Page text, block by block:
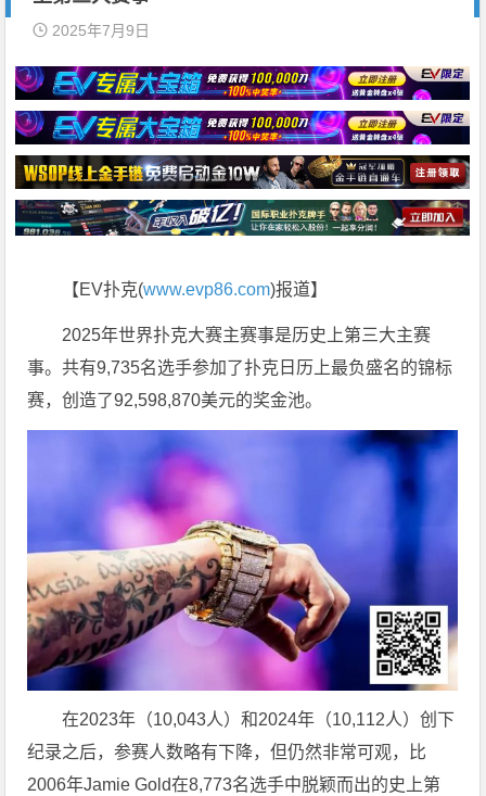
2025年7月9日
【EV扑克(www.evp86.com)报道】
2025年世界扑克大赛主赛事是历史上第三大主赛
事。共有9,735名选手参加了扑克日历上最负盛名的锦标
赛，创造了92,598,870美元的奖金池。
在2023年（10,043人）和2024年（10,112人）创下
纪录之后，参赛人数略有下降，但仍然非常可观，比
2006年Jamie Gold在8,773名选手中脱颖而出的史上第